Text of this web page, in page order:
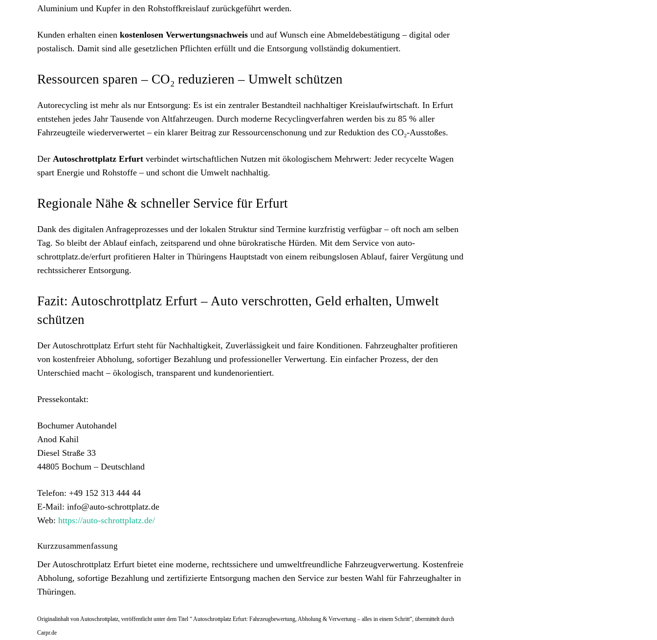
Aluminium und Kupfer in den Rohstoffkreislauf zurückgeführt werden.
Kunden erhalten einen kostenlosen Verwertungsnachweis und auf Wunsch eine Abmeldebestätigung – digital oder
postalisch. Damit sind alle gesetzlichen Pflichten erfüllt und die Entsorgung vollständig dokumentiert.
Ressourcen sparen – CO₂ reduzieren – Umwelt schützen
Autorecycling ist mehr als nur Entsorgung: Es ist ein zentraler Bestandteil nachhaltiger Kreislaufwirtschaft. In Erfurt
entstehen jedes Jahr Tausende von Altfahrzeugen. Durch moderne Recyclingverfahren werden bis zu 85 % aller
Fahrzeugteile wiederverwertet – ein klarer Beitrag zur Ressourcenschonung und zur Reduktion des CO₂-Ausstoßes.
Der Autoschrottplatz Erfurt verbindet wirtschaftlichen Nutzen mit ökologischem Mehrwert: Jeder recycelte Wagen
spart Energie und Rohstoffe – und schont die Umwelt nachhaltig.
Regionale Nähe & schneller Service für Erfurt
Dank des digitalen Anfrageprozesses und der lokalen Struktur sind Termine kurzfristig verfügbar – oft noch am selben
Tag. So bleibt der Ablauf einfach, zeitsparend und ohne bürokratische Hürden. Mit dem Service von auto-
schrottplatz.de/erfurt profitieren Halter in Thüringens Hauptstadt von einem reibungslosen Ablauf, fairer Vergütung und
rechtssicherer Entsorgung.
Fazit: Autoschrottplatz Erfurt – Auto verschrotten, Geld erhalten, Umwelt
schützen
Der Autoschrottplatz Erfurt steht für Nachhaltigkeit, Zuverlässigkeit und faire Konditionen. Fahrzeughalter profitieren
von kostenfreier Abholung, sofortiger Bezahlung und professioneller Verwertung. Ein einfacher Prozess, der den
Unterschied macht – ökologisch, transparent und kundenorientiert.
Pressekontakt:
Bochumer Autohandel
Anod Kahil
Diesel Straße 33
44805 Bochum – Deutschland
Telefon: +49 152 313 444 44
E-Mail: info@auto-schrottplatz.de
Web: https://auto-schrottplatz.de/
Kurzzusammenfassung
Der Autoschrottplatz Erfurt bietet eine moderne, rechtssichere und umweltfreundliche Fahrzeugverwertung. Kostenfreie
Abholung, sofortige Bezahlung und zertifizierte Entsorgung machen den Service zur besten Wahl für Fahrzeughalter in
Thüringen.
Originalinhalt von Autoschrottplatz, veröffentlicht unter dem Titel “ Autoschrottplatz Erfurt: Fahrzeugbewertung, Abholung & Verwertung – alles in einem Schritt“, übermittelt durch
Carpr.de